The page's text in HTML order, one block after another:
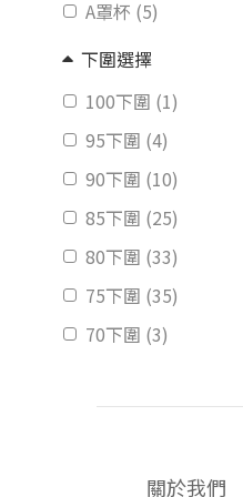
A罩杯 (5)
下圍選擇
100下圍 (1)
95下圍 (4)
90下圍 (10)
85下圍 (25)
80下圍 (33)
75下圍 (35)
70下圍 (3)
關於我們